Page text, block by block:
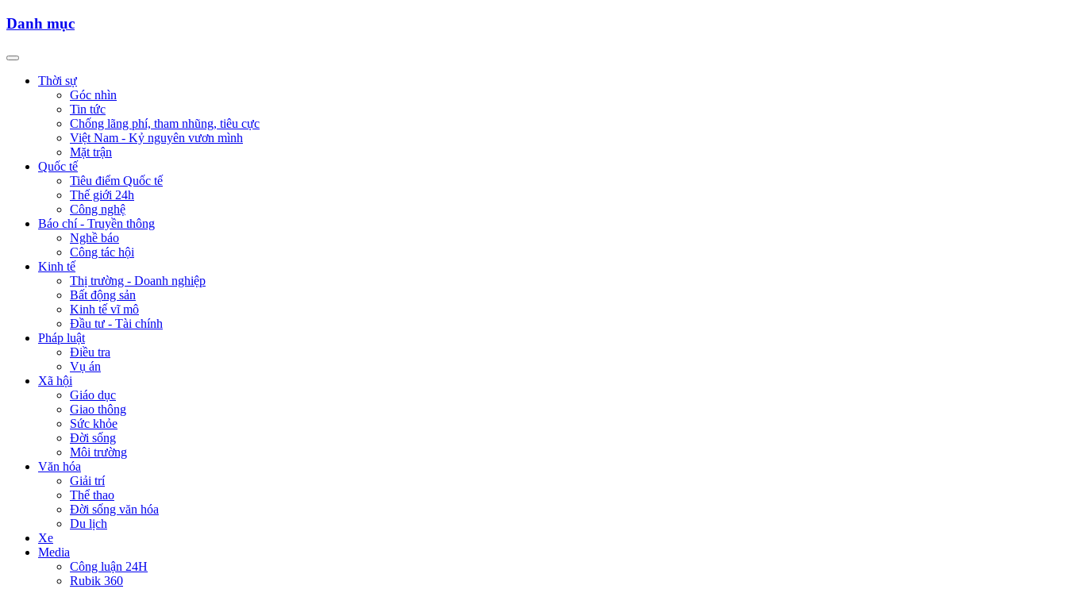
Danh mục
Thời sự
Góc nhìn
Tin tức
Chống lãng phí, tham nhũng, tiêu cực
Việt Nam - Kỷ nguyên vươn mình
Mặt trận
Quốc tế
Tiêu điểm Quốc tế
Thế giới 24h
Công nghệ
Báo chí - Truyền thông
Nghề báo
Công tác hội
Kinh tế
Thị trường - Doanh nghiệp
Bất động sản
Kinh tế vĩ mô
Đầu tư - Tài chính
Pháp luật
Điều tra
Vụ án
Xã hội
Giáo dục
Giao thông
Sức khỏe
Đời sống
Môi trường
Văn hóa
Giải trí
Thể thao
Đời sống văn hóa
Du lịch
Xe
Media
Công luận 24H
Rubik 360